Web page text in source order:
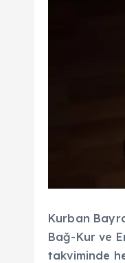
Kurban
Bağ-Kur ve
takviminde